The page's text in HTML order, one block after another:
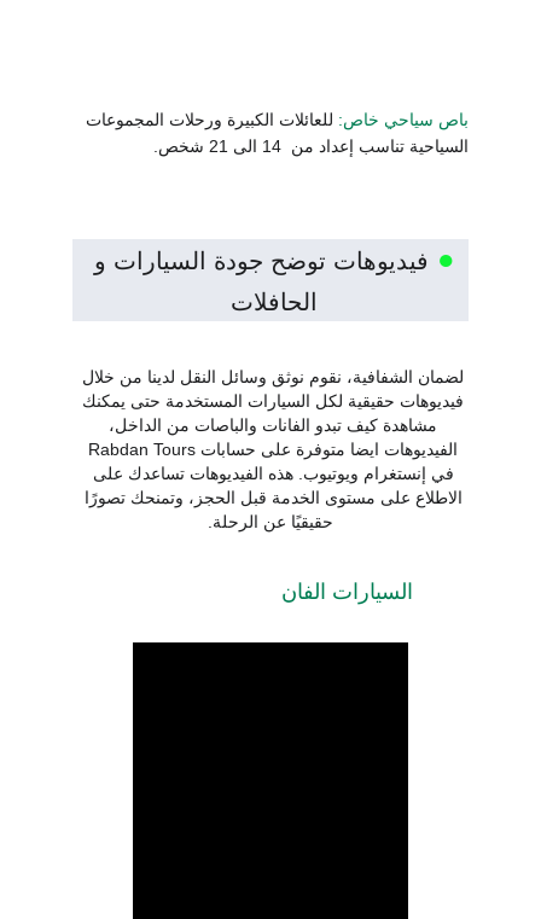
باص سياحي خاص: للعائلات الكبيرة ورحلات المجموعات
السياحية تناسب إعداد من  14 الى 21 شخص.
لضمان الشفافية، نقوم نوثق وسائل النقل لدينا من خلال
فيديوهات حقيقية لكل السيارات المستخدمة حتى يمكنك
مشاهدة كيف تبدو الفانات والباصات من الداخل،
في إنستغرام ويوتيوب. هذه الفيديوهات تساعدك على
الاطلاع على مستوى الخدمة قبل الحجز، وتمنحك تصورًا
حقيقيًا عن الرحلة.
● فيديوهات توضح جودة السيارات و
الحافلات